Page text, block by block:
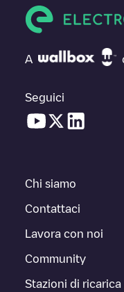
A
Seguici
Chi siamo
Contattaci
Lavora con noi
Community
Stazioni di ricarica